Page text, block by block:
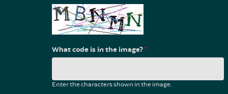
What code is in the image?*
Enter the characters shown in the image.